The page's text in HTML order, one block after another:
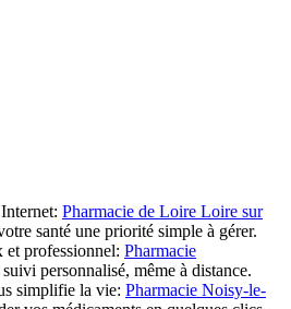
Pharmacie de Loire Loire sur
santé une priorité simple à gérer.
et professionnel: Pharmacie
personnalisé, même à distance.
simplifie la vie: Pharmacie Noisy-le-